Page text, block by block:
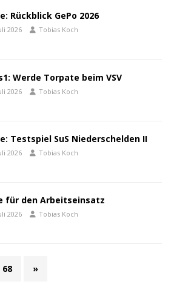
Rückblick GePo 2026
2026 Tobias Koch
Werde Torpate beim VSV
2026 Tobias Koch
Testspiel SuS Niederschelden II
2026 Tobias Koch
für den Arbeitseinsatz
2026 Tobias Koch
68 »